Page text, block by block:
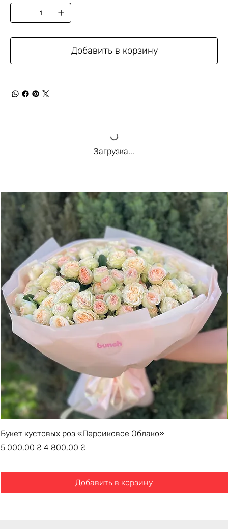
Добавить в корзину
Загрузка...
Букет кустовых роз «Персиковое Облако»
Обычная цена
5 000,00 ₴ Цена со скидкой
4 800,00 ₴
Добавить в корзину